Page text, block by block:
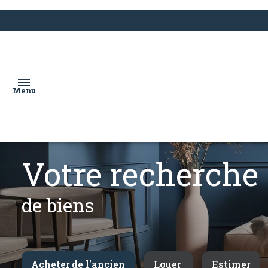
Menu
nos
services
acheter
louer
votre recherche
de biens
Acheterde l'ancien Louer Estimer